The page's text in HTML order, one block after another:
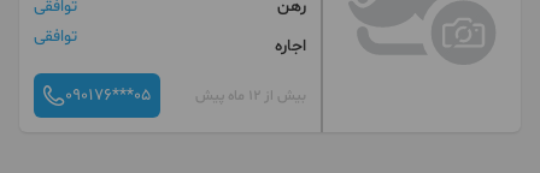
رهن
توافقی
اجاره
توافقی
بیش از 12 ماه پیش 090176***05